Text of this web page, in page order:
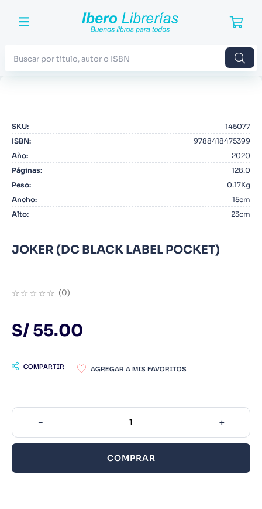
SKU:
145077
ISBN:
9788418475399
Año:
2020
Páginas:
128.0
Peso:
0.17Kg
Ancho:
15cm
Alto: 23cm
JOKER (DC BLACK LABEL POCKET)
☆☆☆☆☆ (0)
S/ 55.00
COMPARTIR
＋
－
COMPRAR
2. Blue Lock
3.
4. Odisea
5. Manga
6.
8
Noches Blancas
10. Warhammer